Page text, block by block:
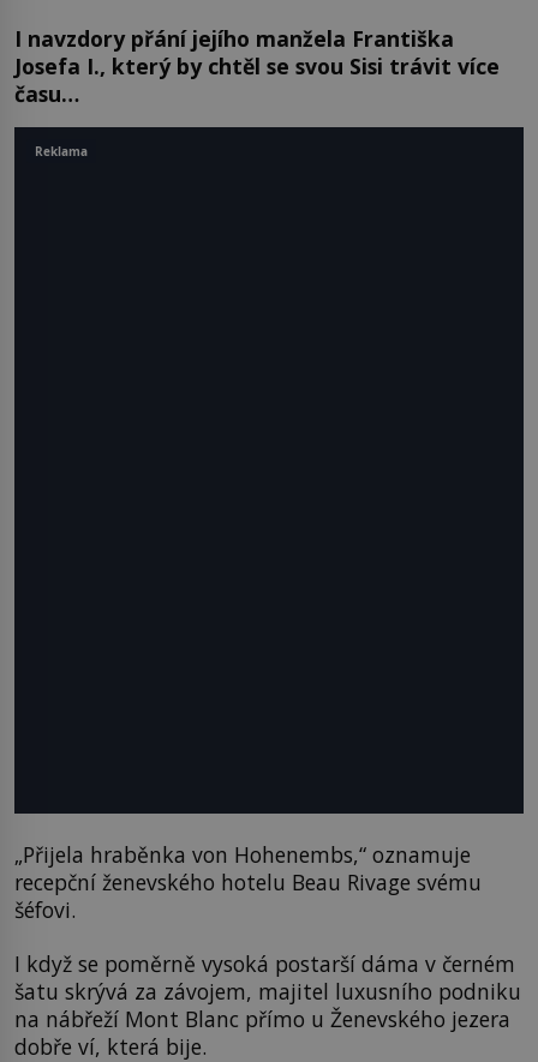
I navzdory přání jejího manžela Františka
Josefa I., který by chtěl se svou Sisi trávit více
času…
„Přijela hraběnka von Hohenembs,“ oznamuje
recepční ženevského hotelu Beau Rivage svému
šéfovi.
I když se poměrně vysoká postarší dáma v černém
šatu skrývá za závojem, majitel luxusního podniku
na nábřeží Mont Blanc přímo u Ženevského jezera
dobře ví, která bije.
Reklama